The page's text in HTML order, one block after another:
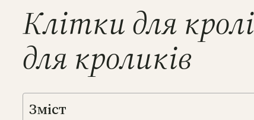
Клітки для
для кроликів
Зміст